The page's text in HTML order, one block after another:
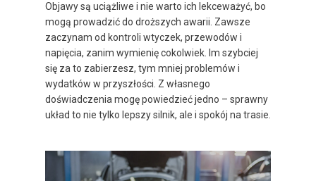
Objawy są uciążliwe i nie warto ich lekceważyć, bo
mogą prowadzić do droższych awarii. Zawsze
zaczynam od kontroli wtyczek, przewodów i
napięcia, zanim wymienię cokolwiek. Im szybciej
się za to zabierzesz, tym mniej problemów i
wydatków w przyszłości. Z własnego
doświadczenia mogę powiedzieć jedno – sprawny
układ to nie tylko lepszy silnik, ale i spokój na trasie.